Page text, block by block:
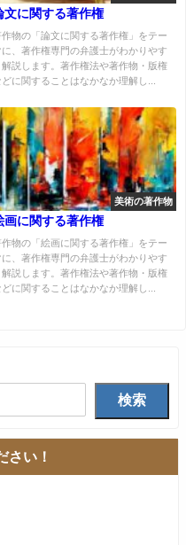
文に関する著作権
作物の「論文に関する著作権」をテー
に、著作権専門の弁護士がわかりやす
解説します。著作権法や著作物・版権
どに関することはなかなか理解し...
美術の著作物
画に関する著作権
作物の「絵画に関する著作権」をテー
に、著作権専門の弁護士がわかりやす
解説します。著作権法や著作物・版権
どに関することはなかなか理解し...
検索
さい！